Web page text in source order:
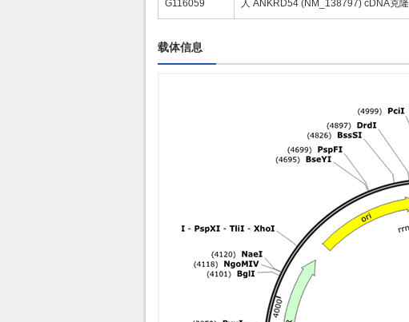
G116059 人 ANKRD54 (NM_138797) cDNA克隆
载体信息